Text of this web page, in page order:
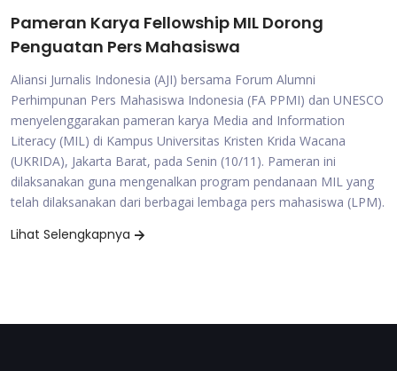
Pameran Karya Fellowship MIL Dorong
Penguatan Pers Mahasiswa
Aliansi Jurnalis Indonesia (AJI) bersama Forum Alumni
Perhimpunan Pers Mahasiswa Indonesia (FA PPMI) dan UNESCO
menyelenggarakan pameran karya Media and Information
Literacy (MIL) di Kampus Universitas Kristen Krida Wacana
(UKRIDA), Jakarta Barat, pada Senin (10/11). Pameran ini
dilaksanakan guna mengenalkan program pendanaan MIL yang
telah dilaksanakan dari berbagai lembaga pers mahasiswa (LPM).
Lihat Selengkapnya